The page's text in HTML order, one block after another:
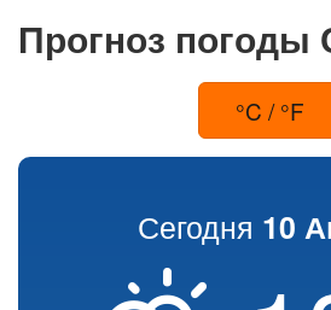
Прогноз погоды
°C / °F
Сегодня 10